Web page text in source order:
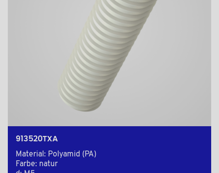
913520TXA
Material: Polyamid (PA)
Farbe: natur